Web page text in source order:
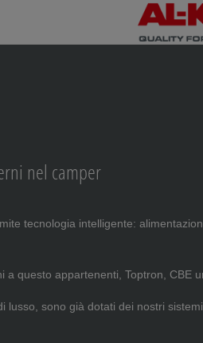
nel camper
tecnologia intelligente:
a questo appartenenti, Toptron,
sono già dotati dei nostri